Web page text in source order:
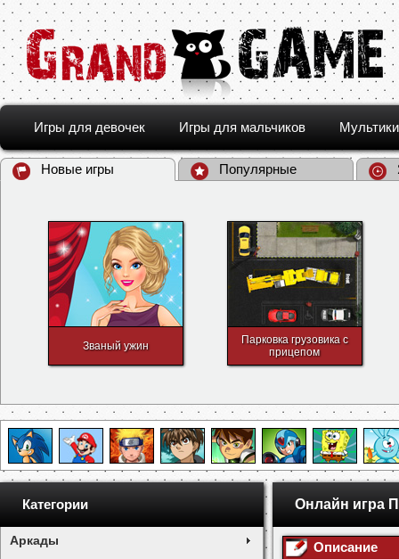
Игры для девочек Игры для мальчиков Мультики
Новые игры Популярные
Званый ужин
Парковка грузовика с
прицепом
Категории
Аркады
Онлайн игра
Описание